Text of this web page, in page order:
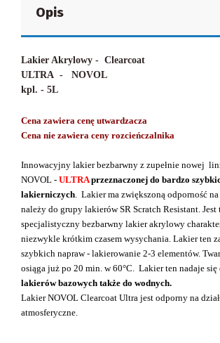
Opis
Lakier Akrylowy - Clearcoat
ULTRA -
NOVOL
kpl. - 5L
Cena zawiera cenę utwardzacza
Cena nie zawiera ceny rozcieńczalnika
Innowacyjny lakier bezbarwny z zupełnie nowej
NOVOL - ULTRAprzeznaczonej do bardzo
lakierniczych . Lakier ma zwiększoną odporność
należy do grupy lakierów SR Scratch Resistant. Jest
specjalistyczny bezbarwny lakier akrylowy
niezwykle krótkim czasem wysychania. Lakier ten
szybkich napraw - lakierowanie 2-3 elementów.
osiąga już po 20 min. w 60°C. Lakier ten nadaje się
lakierów bazowych także do wodnych.
Lakier NOVOL Clearcoat Ultra jest odporny na
atmosferyczne.